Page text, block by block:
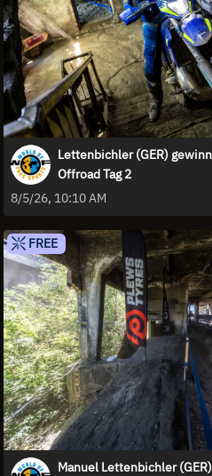
Lettenbichler (GER)
Offroad Tag 2
8/5/26, 10:10 AM
FREE
Manuel Lettenbichler